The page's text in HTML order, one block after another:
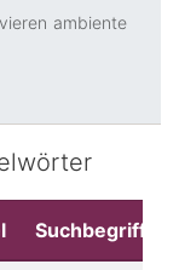
ambiente
Suchbegriffe